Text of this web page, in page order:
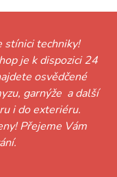
stínici techniky!
je k dispozici 24
osvědčené
garnýže a další
i do exteriéru.
Přejeme Vám